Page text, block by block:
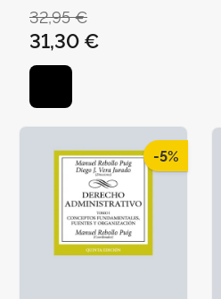
32,95 €
31,30 €
-5%